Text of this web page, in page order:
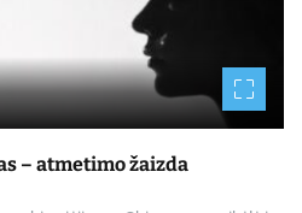
– atmetimo žaizda